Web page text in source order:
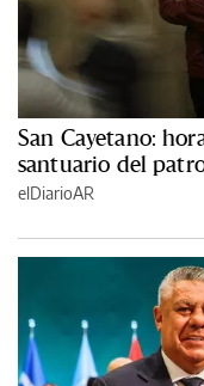
San Cayetano:
santuario del
elDiarioAR